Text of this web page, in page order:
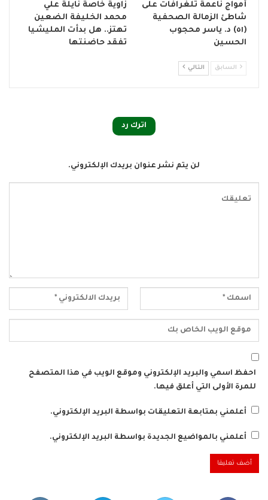
أمواج ناعمة تلغرافات على
شاطئ الزمالة الصحفية
(٥١) د. ياسر محجوب
الحسين
زاوية خاصة نايلة علي
محمد الخليفة الضعين
تهتز.. هل بدأت المليشيا
تفقد حاضنتها
السابق التالي
اترك رد
لن يتم نشر عنوان بريدك الإلكتروني.
احفظ اسمي والبريد الإلكتروني وموقع الويب في هذا المتصفح
للمرة الأولى التي أعلق فيها.
أعلمني بمتابعة التعليقات بواسطة البريد الإلكتروني.
أعلمني بالمواضيع الجديدة بواسطة البريد الإلكتروني.